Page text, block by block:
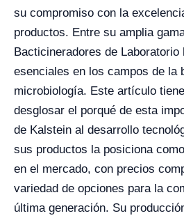
su compromiso con la
productos. Entre su amplia
Bacticineradores de
esenciales en los campos de la
microbiología. Este artículo
desglosar el porqué de esta
de Kalstein al desarrollo
sus productos la posiciona
en el mercado, con precios
variedad de opciones para la
última generación. Su